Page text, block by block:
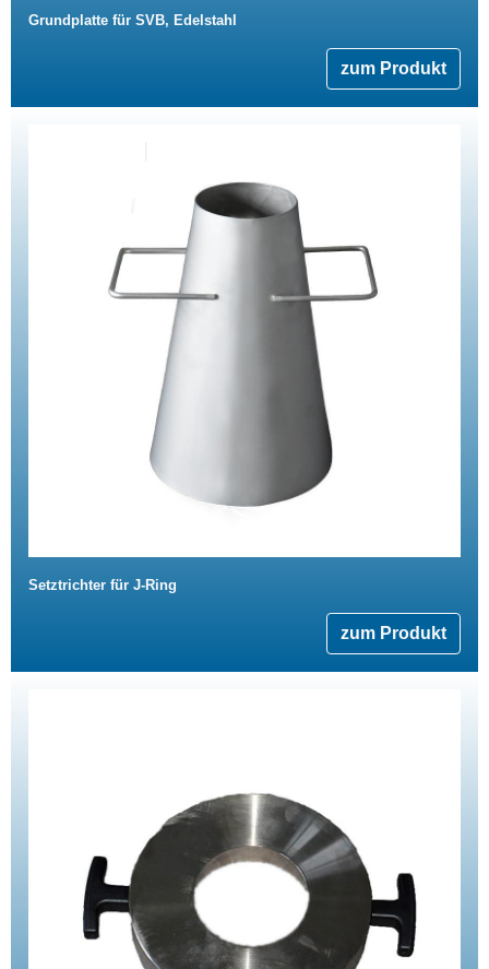
Grundplatte für SVB, Edelstahl
zum Produkt
Setztrichter für J-Ring
zum Produkt